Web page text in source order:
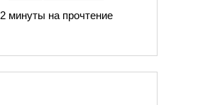
2 минуты на прочтение